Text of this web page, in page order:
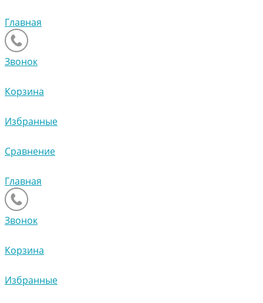
Главная
Звонок
Корзина
Избранные
Сравнение
Главная
Звонок
Корзина
Избранные